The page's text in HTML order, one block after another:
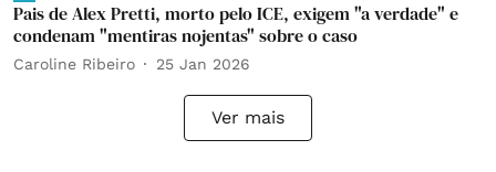
Pais de Alex Pretti, morto pelo ICE, exigem "a verdade" e
condenam "mentiras nojentas" sobre o caso
Caroline Ribeiro 25 Jan 2026
Ver mais